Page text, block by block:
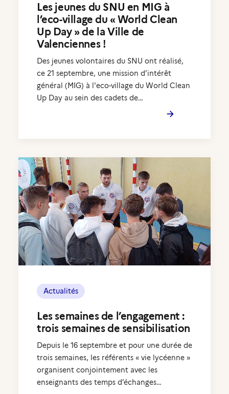
Les jeunes du SNU en MIG à
l’eco-village du « World Clean
Up Day » de la Ville de
Valenciennes !
Des jeunes volontaires du SNU ont réalisé,
ce 21 septembre, une mission d’intérêt
général (MIG) à l'eco-village du World Clean
Up Day au sein des cadets de…
Actualités
Les semaines de l’engagement :
trois semaines de sensibilisation
Depuis le 16 septembre et pour une durée de
trois semaines, les référents « vie lycéenne »
organisent conjointement avec les
enseignants des temps d’échanges…